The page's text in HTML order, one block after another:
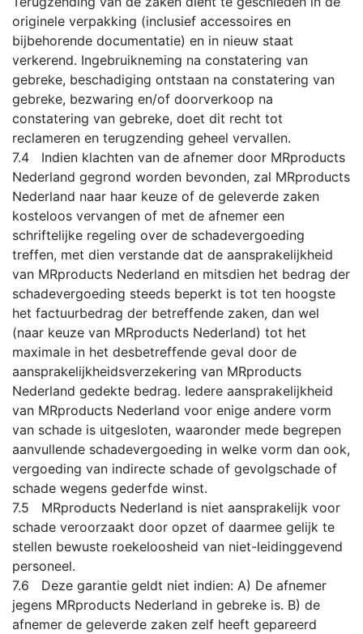
originele verpakking (inclusief accessoires en
bijbehorende documentatie) en in nieuw staat
verkerend. Ingebruikneming na constatering van
gebreke, beschadiging ontstaan na constatering van
gebreke, bezwaring en/of doorverkoop na
constatering van gebreke, doet dit recht tot
reclameren en terugzending geheel vervallen.
7.4 Indien klachten van de afnemer door MRproducts
Nederland gegrond worden bevonden, zal MRproducts
Nederland naar haar keuze of de geleverde zaken
kosteloos vervangen of met de afnemer een
schriftelijke regeling over de schadevergoeding
treffen, met dien verstande dat de aansprakelijkheid
van MRproducts Nederland en mitsdien het bedrag der
schadevergoeding steeds beperkt is tot ten hoogste
het factuurbedrag der betreffende zaken, dan wel
(naar keuze van MRproducts Nederland) tot het
maximale in het desbetreffende geval door de
aansprakelijkheidsverzekering van MRproducts
Nederland gedekte bedrag. Iedere aansprakelijkheid
van MRproducts Nederland voor enige andere vorm
van schade is uitgesloten, waaronder mede begrepen
aanvullende schadevergoeding in welke vorm dan ook,
vergoeding van indirecte schade of gevolgschade of
schade wegens gederfde winst.
7.5 MRproducts Nederland is niet aansprakelijk voor
schade veroorzaakt door opzet of daarmee gelijk te
stellen bewuste roekeloosheid van niet-leidinggevend
personeel.
7.6 Deze garantie geldt niet indien: A) De afnemer
jegens MRproducts Nederland in gebreke is. B) de
afnemer de geleverde zaken zelf heeft gepareerd